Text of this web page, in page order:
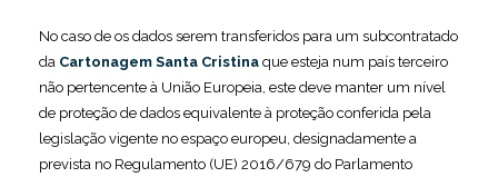
No caso de os dados serem transferidos para um subcontratado
da Cartonagem Santa Cristina que esteja num país terceiro
não pertencente à União Europeia, este deve manter um nível
de proteção de dados equivalente à proteção conferida pela
legislação vigente no espaço europeu, designadamente a
prevista no Regulamento (UE) 2016/679 do Parlamento